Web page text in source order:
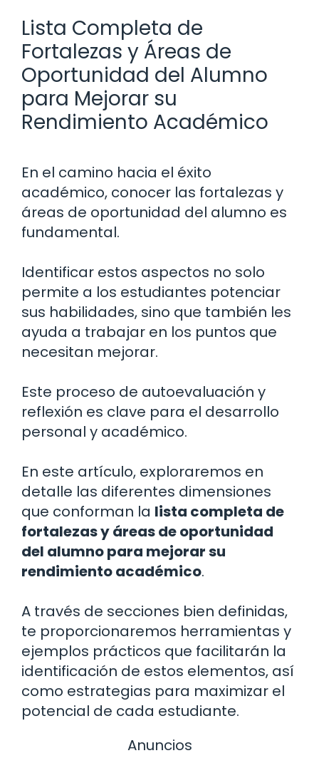
Lista Completa de
Fortalezas y Áreas de
Oportunidad del Alumno
para Mejorar su
Rendimiento Académico
En el camino hacia el éxito
académico, conocer las fortalezas y
áreas de oportunidad del alumno es
fundamental.
Identificar estos aspectos no solo
permite a los estudiantes potenciar
sus habilidades, sino que también les
ayuda a trabajar en los puntos que
necesitan mejorar.
Este proceso de autoevaluación y
reflexión es clave para el desarrollo
personal y académico.
En este artículo, exploraremos en
detalle las diferentes dimensiones
que conforman la lista completa de
fortalezas y áreas de oportunidad
del alumno para mejorar su
rendimiento académico.
A través de secciones bien definidas,
te proporcionaremos herramientas y
ejemplos prácticos que facilitarán la
identificación de estos elementos, así
como estrategias para maximizar el
potencial de cada estudiante.
Anuncios